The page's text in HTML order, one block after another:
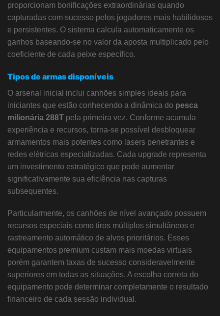
proporcionam bonificações extraordinárias quando
capturadas com sucesso pelos jogadores mais habilidosos
e persistentes. O sistema calcula automaticamente os
ganhos baseando-se no valor da aposta multiplicado pelo
coeficiente de cada peixe específico.
Tipos de armas disponíveis
O arsenal inicial inclui canhões simples ideais para
iniciantes que estão conhecendo a dinâmica do pesca
milionária 288T pela primeira vez. Conforme acumula
experiência e recursos, torna-se possível desbloquear
armamentos mais potentes como lasers penetrantes e
redes elétricas especializadas. Cada upgrade representa
um investimento estratégico que pode aumentar
significativamente sua eficiência nas capturas
subsequentes.
Particularmente, os canhões de nível avançado possuem
recursos especiais como tiros múltiplos simultâneos e
rastreamento automático de alvos prioritários. Esses
equipamentos premium custam mais moedas virtuais
porém garantem taxas de sucesso consideravelmente
superiores em todas as situações. A escolha correta do
equipamento pode determinar completamente o resultado
financeiro de cada sessão individual.